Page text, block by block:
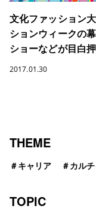
文化ファッション
ションウィークの
ショーなどが目白
2017.01.30
THEME
＃キャリア ＃カル
TOPIC